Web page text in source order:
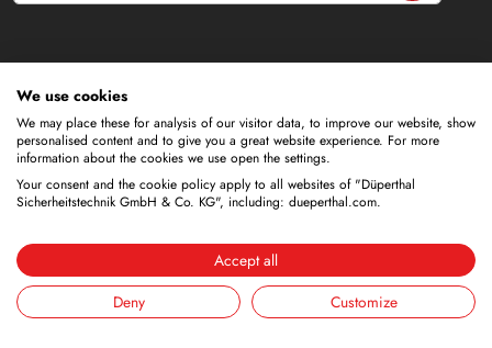
Kontakt
+49 6188 9139-0
info@dueperthal.com
Frankenstraße 3
Deutschland
We use cookies
We may place these for analysis of our visitor data, to improve our website, show
personalised content and to give you a great website experience. For more
information about the cookies we use open the settings.
Your consent and the cookie policy apply to all websites of "Düperthal
Sicherheitstechnik GmbH & Co. KG", including: dueperthal.com.
Accept all
Deny
Customize